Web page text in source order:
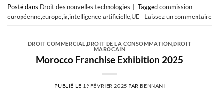
Posté dans Droit des nouvelles technologies Taggedcommission
européenne,europe,ia,intelligence artificielle,UE Laissez un commentaire
DROIT COMMERCIAL ,DROIT DE LA CONSOMMATION ,DROIT
MAROCAIN
Morocco Franchise Exhibition 2025
PUBLIÉ LE 19 FÉVRIER 2025 PAR BENNANI